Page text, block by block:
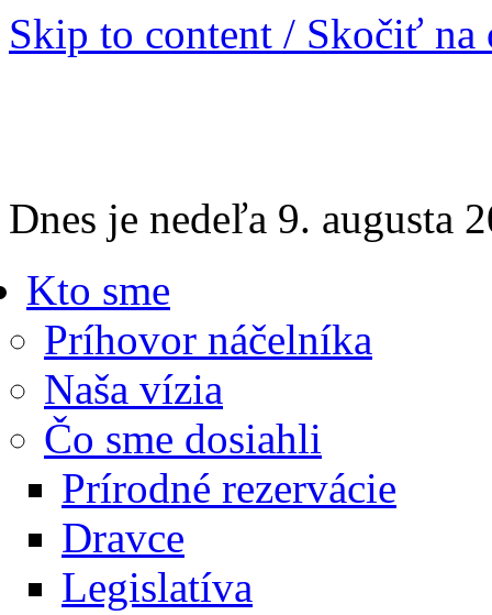
Skip to content / Skočiť na
Dnes je nedeľa 9. augusta
Kto sme
Príhovor náčelníka
Naša vízia
Čo sme dosiahli
Prírodné rezervácie
Dravce
Legislatíva